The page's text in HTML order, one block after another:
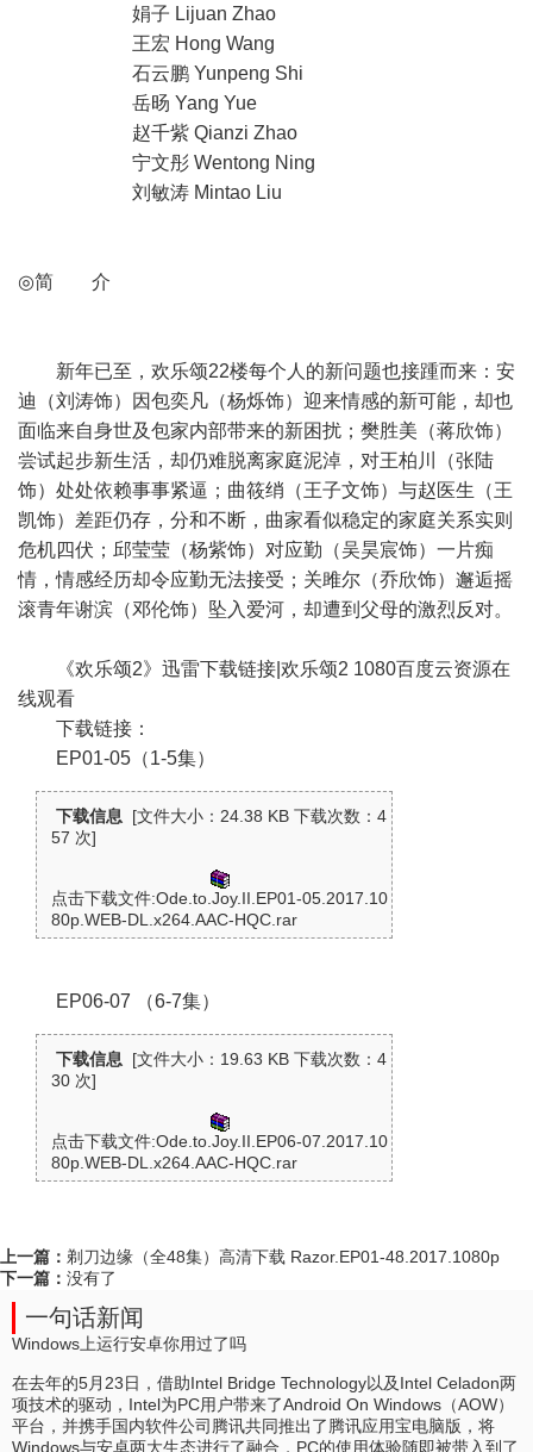
娟子 Lijuan Zhao
王宏 Hong Wang
石云鹏 Yunpeng Shi
岳旸 Yang Yue
赵千紫 Qianzi Zhao
宁文彤 Wentong Ning
刘敏涛 Mintao Liu
◎简 介
新年已至，欢乐颂22楼每个人的新问题也接踵而来：安
迪（刘涛饰）因包奕凡（杨烁饰）迎来情感的新可能，却也
面临来自身世及包家内部带来的新困扰；樊胜美（蒋欣饰）
尝试起步新生活，却仍难脱离家庭泥淖，对王柏川（张陆
饰）处处依赖事事紧逼；曲筱绡（王子文饰）与赵医生（王
凯饰）差距仍存，分和不断，曲家看似稳定的家庭关系实则
危机四伏；邱莹莹（杨紫饰）对应勤（吴昊宸饰）一片痴
情，情感经历却令应勤无法接受；关雎尔（乔欣饰）邂逅摇
滚青年谢滨（邓伦饰）坠入爱河，却遭到父母的激烈反对。
《欢乐颂2》迅雷下载链接|欢乐颂2 1080百度云资源在
线观看
下载链接：
EP01-05（1-5集）
下载信息 [文件大小：24.38 KB 下载次数： 4
57 次]
点击下载文件:Ode.to.Joy.II.EP01-05.2017.10
80p.WEB-DL.x264.AAC-HQC.rar
EP06-07 （6-7集）
下载信息 [文件大小：19.63 KB 下载次数： 4
30 次]
点击下载文件:Ode.to.Joy.II.EP06-07.2017.10
80p.WEB-DL.x264.AAC-HQC.rar
上一篇： 剃刀边缘（全48集）高清下载 Razor.EP01-48.2017.1080p
下一篇： 没有了
一句话新闻
Windows上运行安卓你用过了吗
在去年的5月23日，借助Intel Bridge Technology以及Intel Celadon两
项技术的驱动，Intel为PC用户带来了Android On Windows（AOW）
平台，并携手国内软件公司腾讯共同推出了腾讯应用宝电脑版，将
Windows与安卓两大生态进行了融合，PC的使用体验随即被带入到了